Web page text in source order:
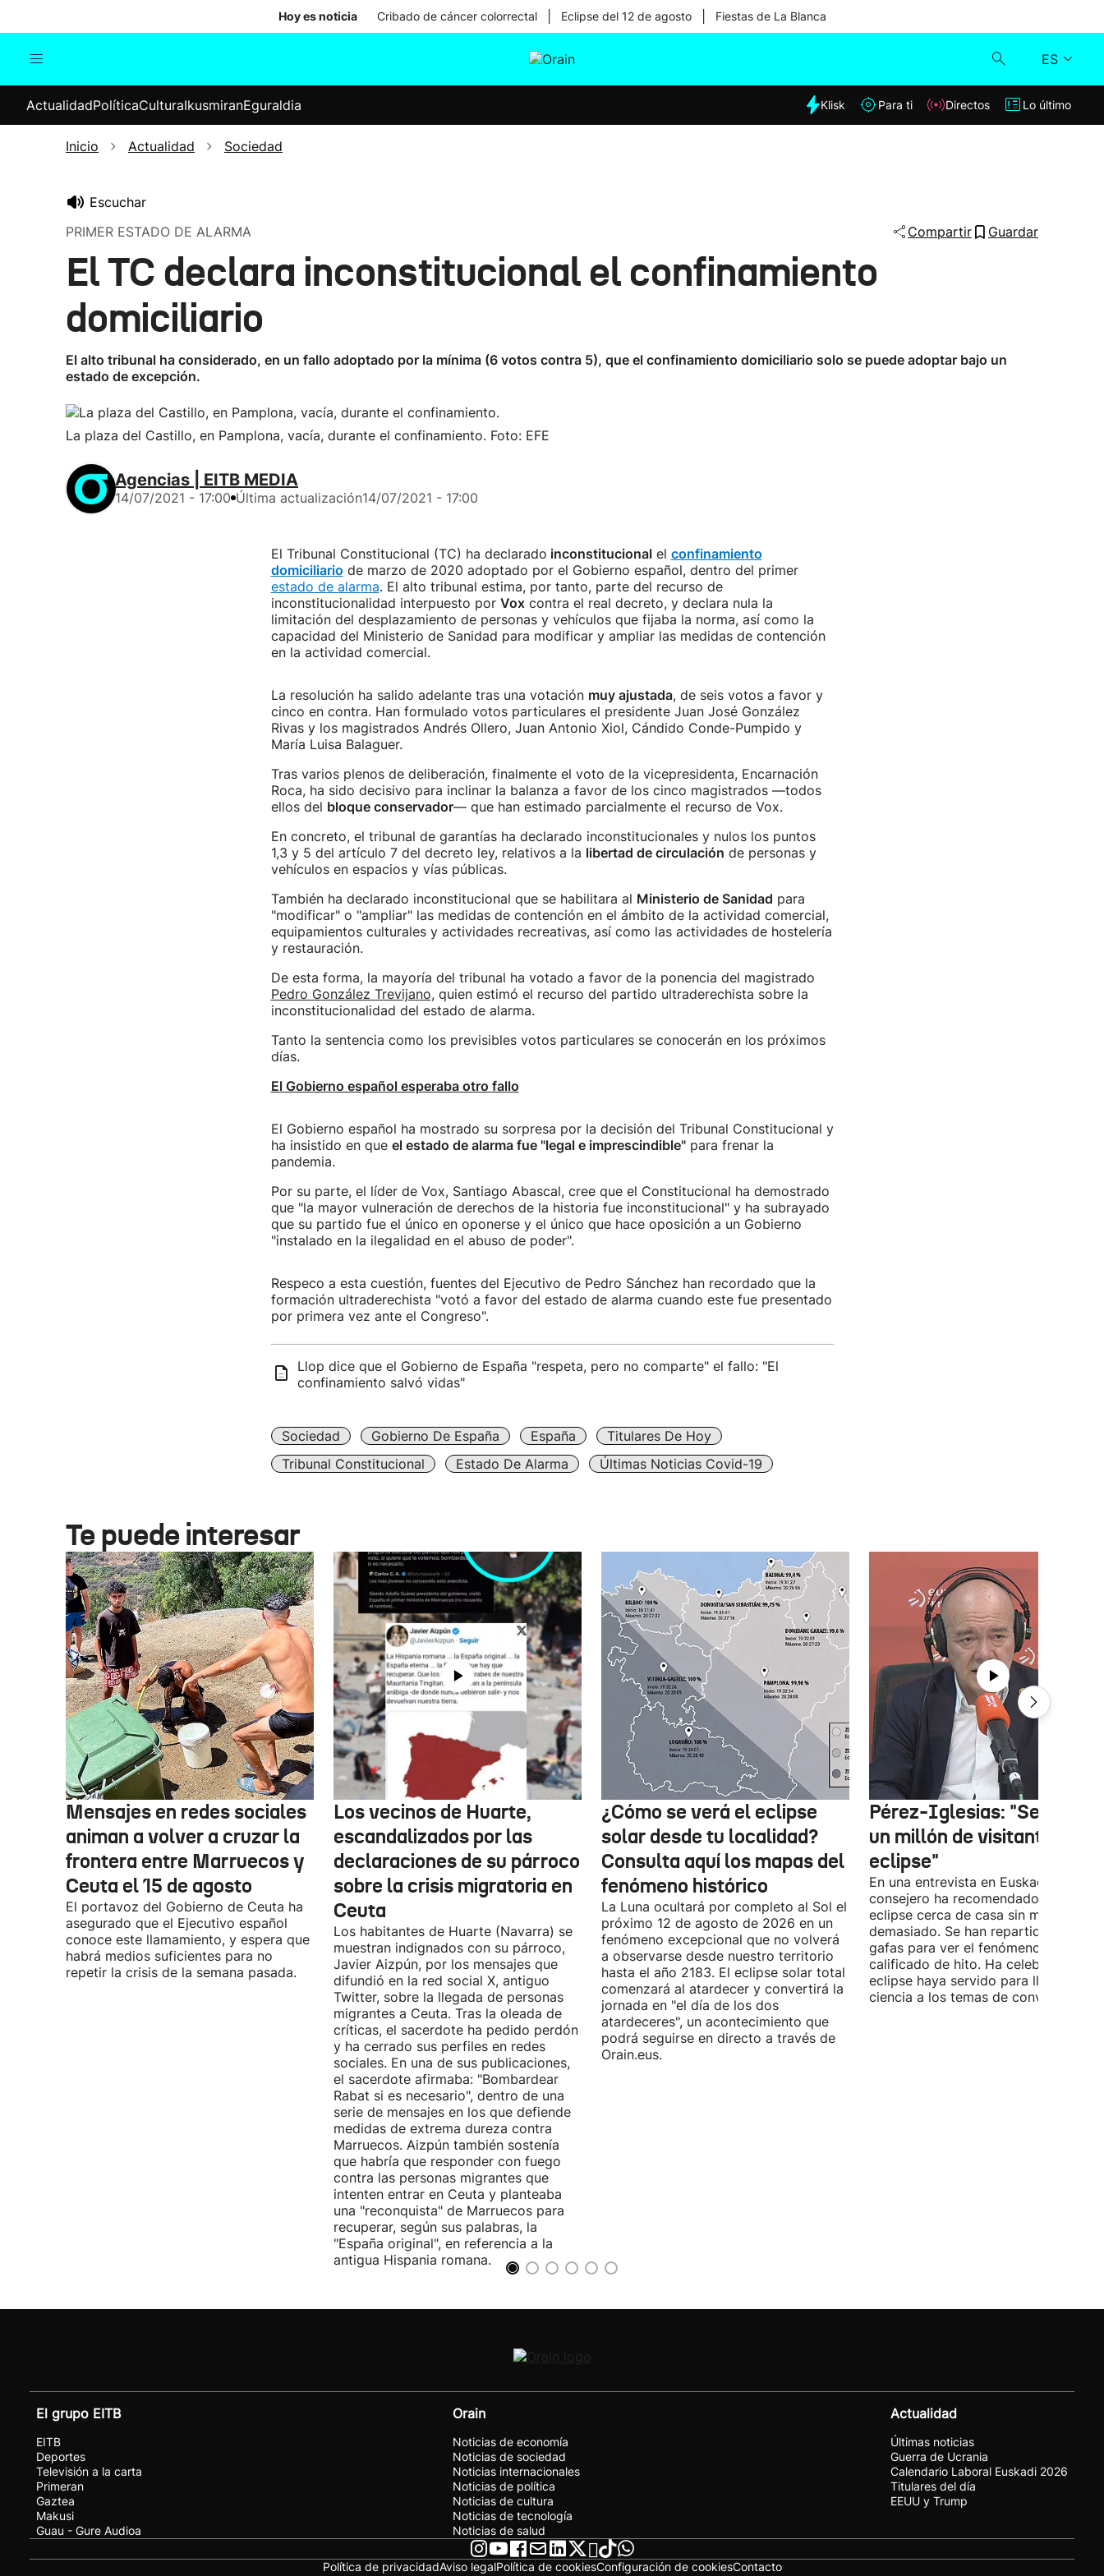
Hoy es noticia Cribado de cáncer colorrectal Eclipse del 12 de agosto Fiestas de La Blanca
ES
Internacional
Elecciones
Klisk
ActualidadPolíticaCulturaIkusmiranEguraldia Klisk Para ti Directos Lo último
Inicio Actualidad Sociedad
Escuchar
PRIMER ESTADO DE ALARMA
Compartir Guardar
El TC declara inconstitucional el confinamiento
domiciliario
El alto tribunal ha considerado, en un fallo adoptado por la mínima (6 votos contra 5), que el confinamiento domiciliario solo se puede adoptar bajo un
estado de excepción.
La plaza del Castillo, en Pamplona, vacía, durante el confinamiento. Foto: EFE
Agencias | EITB MEDIA
14/07/2021 - 17:00 Última actualización14/07/2021 - 17:00
El Tribunal Constitucional (TC) ha declarado inconstitucionalel confinamiento
domiciliario de marzo de 2020 adoptado por el Gobierno español, dentro del primer
estado de alarma. El alto tribunal estima, por tanto, parte del recurso de
inconstitucionalidad interpuesto por Voxcontra el real decreto, y declara nula la
limitación del desplazamiento de personas y vehículos que fijaba la norma, así como la
capacidad del Ministerio de Sanidad para modificar y ampliar las medidas de contención
en la actividad comercial.
La resolución ha salido adelante tras una votación muy ajustada, de seis votos a favor y
cinco en contra. Han formulado votos particulares el presidente Juan José González
Rivas y los magistrados Andrés Ollero, Juan Antonio Xiol, Cándido Conde-Pumpido y
María Luisa Balaguer.
Tras varios plenos de deliberación, finalmente el voto de la vicepresidenta, Encarnación
Roca, ha sido decisivo para inclinar la balanza a favor de los cinco magistrados —todos
ellos del bloque conservador— que han estimado parcialmente el recurso de Vox.
En concreto, el tribunal de garantías ha declarado inconstitucionales y nulos los puntos
1,3 y 5 del artículo 7 del decreto ley, relativos a la libertad de circulación de personas y
vehículos en espacios y vías públicas.
También ha declarado inconstitucional que se habilitara al Ministerio de Sanidad para
"modificar" o "ampliar" las medidas de contención en el ámbito de la actividad comercial,
equipamientos culturales y actividades recreativas, así como las actividades de hostelería
y restauración.
De esta forma, la mayoría del tribunal ha votado a favor de la ponencia del magistrado
Pedro González Trevijano, quien estimó el recurso del partido ultraderechista sobre la
inconstitucionalidad del estado de alarma.
Tanto la sentencia como los previsibles votos particulares se conocerán en los próximos
días.
El Gobierno español esperaba otro fallo
El Gobierno español ha mostrado su sorpresa por la decisión del Tribunal Constitucional y
ha insistido en que el estado de alarma fue "legal e imprescindible"para frenar la
pandemia.
Por su parte, el líder de Vox, Santiago Abascal, cree que el Constitucional ha demostrado
que "la mayor vulneración de derechos de la historia fue inconstitucional" y ha subrayado
que su partido fue el único en oponerse y el único que hace oposición a un Gobierno
"instalado en la ilegalidad en el abuso de poder".
Respeco a esta cuestión, fuentes del Ejecutivo de Pedro Sánchez han recordado que la
formación ultraderechista "votó a favor del estado de alarma cuando este fue presentado
por primera vez ante el Congreso".
Llop dice que el Gobierno de España "respeta, pero no comparte" el fallo: "El
confinamiento salvó vidas"
Sociedad Gobierno De España España
Titulares De Hoy
Tribunal Constitucional
Estado De Alarma Últimas Noticias Covid-19
Te puede interesar
Mensajes en redes sociales
animan a volver a cruzar la
frontera entre Marruecos y
Ceuta el 15 de agosto
El portavoz del Gobierno de Ceuta ha
asegurado que el Ejecutivo español
conoce este llamamiento, y espera que
habrá medios suficientes para no
repetir la crisis de la semana pasada.
Los vecinos de Huarte,
escandalizados por las
declaraciones de su párroco
sobre la crisis migratoria en
Ceuta
Los habitantes de Huarte (Navarra) se
muestran indignados con su párroco,
Javier Aizpún, por los mensajes que
difundió en la red social X, antiguo
Twitter, sobre la llegada de personas
migrantes a Ceuta. Tras la oleada de
críticas, el sacerdote ha pedido perdón
y ha cerrado sus perfiles en redes
sociales. En una de sus publicaciones,
el sacerdote afirmaba: "Bombardear
Rabat si es necesario", dentro de una
serie de mensajes en los que defiende
medidas de extrema dureza contra
Marruecos. Aizpún también sostenía
que habría que responder con fuego
contra las personas migrantes que
intenten entrar en Ceuta y planteaba
una "reconquista" de Marruecos para
recuperar, según sus palabras, la
"España original", en referencia a la
antigua Hispania romana.
¿Cómo se verá el eclipse
solar desde tu localidad?
Consulta aquí los mapas del
fenómeno histórico
La Luna ocultará por completo al Sol el
próximo 12 de agosto de 2026 en un
fenómeno excepcional que no volverá
a observarse desde nuestro territorio
hasta el año 2183. El eclipse solar total
comenzará al atardecer y convertirá la
jornada en "el día de los dos
atardeceres", un acontecimiento que
podrá seguirse en directo a través de
Orain.eus.
Pérez-Iglesias: "Se
un millón de visitantes por
eclipse"
En una entrevista en Euskadi Irratia,
consejero ha recomendado ver el
eclipse cerca de casa sin moverse
demasiado. Se han repartido miles de
gafas para ver el fenómeno que ya
calificado de hito. Ha celebrado que
eclipse haya servido para llevar la
ciencia a los temas de conversación.
El grupo EITB
EITB
Deportes
Televisión a la carta
Primeran
Gaztea
Makusi
Guau - Gure Audioa
Orain
Noticias de economía
Noticias de sociedad
Noticias internacionales
Noticias de política
Noticias de cultura
Noticias de tecnología
Noticias de salud
Actualidad
Últimas noticias
Guerra de Ucrania
Calendario Laboral Euskadi 2026
Titulares del día
EEUU y Trump
Política de privacidadAviso legalPolítica de cookiesConfiguración de cookiesContacto